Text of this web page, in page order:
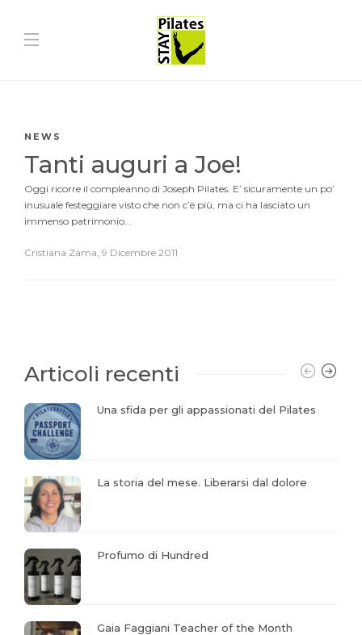
NEWS
Tanti auguri a Joe!
Oggi ricorre il compleanno di Joseph Pilates. E’ sicuramente un po’
inusuale festeggiare visto che non c’è più, ma ci ha lasciato un
immenso patrimonio...
Cristiana Zama, 9 Dicembre 2011
Articoli recenti
Una sfida per gli appassionati del Pilates
La storia del mese. Liberarsi dal dolore
Profumo di Hundred
Gaia Faggiani Teacher of the Month